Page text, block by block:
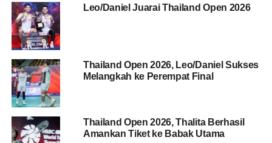
BACA JUGA
Berhasil Melaju ke Semifinal Swiss Open
“Kami banyak melakukan kesalahan sendiri,” ujar Fajar.
Situasi belum sepenuhnya membaik pada awal gim
kedua. Fajar mengatakan ia sempat terburu-buru dan
panik dalam mencari pola permainan yang tepat untuk
Leo/Daniel Juarai Thailand Open 2026
Thailand Open 2026, Leo/Daniel Sukses
Melangkah ke Perempat Final
Thailand Open 2026, Thalita Berhasil
Amankan Tiket ke Babak Utama